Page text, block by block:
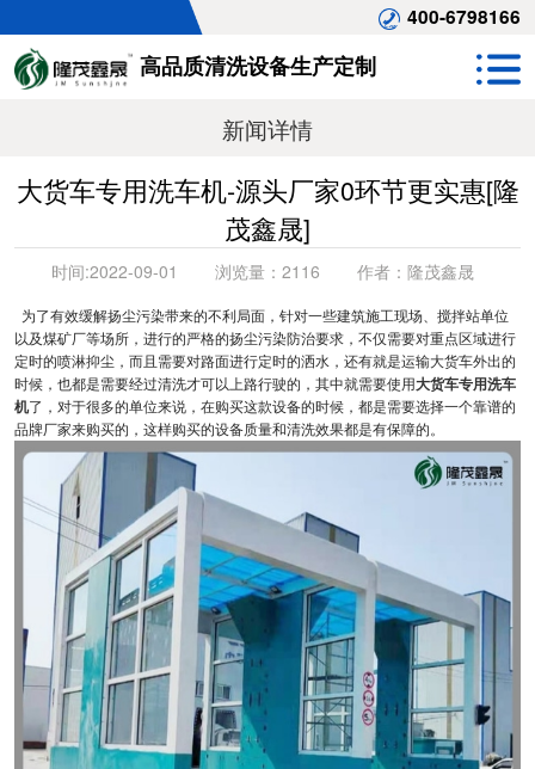
400-6798166
高品质清洗设备生产定制
新闻详情
大货车专用洗车机-源头厂家0环节更实惠[隆
茂鑫晟]
时间:2022-09-01 浏览量： 2116 作者： 隆茂鑫晟
为了有效缓解扬尘污染带来的不利局面，针对一些建筑施工现场、搅拌站单位
以及煤矿厂等场所，进行的严格的扬尘污染防治要求，不仅需要对重点区域进行
定时的喷淋抑尘，而且需要对路面进行定时的洒水，还有就是运输大货车外出的
时候，也都是需要经过清洗才可以上路行驶的，其中就需要使用大货车专用洗车
机了，对于很多的单位来说，在购买这款设备的时候，都是需要选择一个靠谱的
品牌厂家来购买的，这样购买的设备质量和清洗效果都是有保障的。